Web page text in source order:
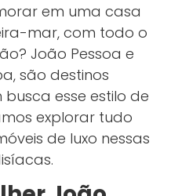
em uma casa
mar, com todo o
João Pessoa e
são destinos
esse estilo de
explorar tudo
de luxo nessas